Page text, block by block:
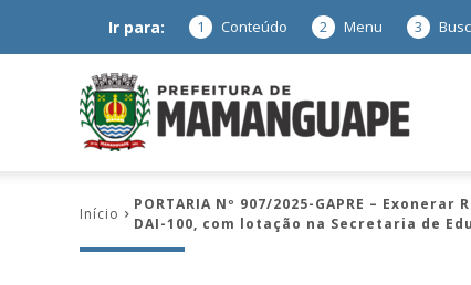
Ir para: 1 Conteúdo 2 Menu 3
de
Início
PORTARIA Nº 907/2025-GAPRE – Exonerar
DAI-100, com lotação na Secretaria de